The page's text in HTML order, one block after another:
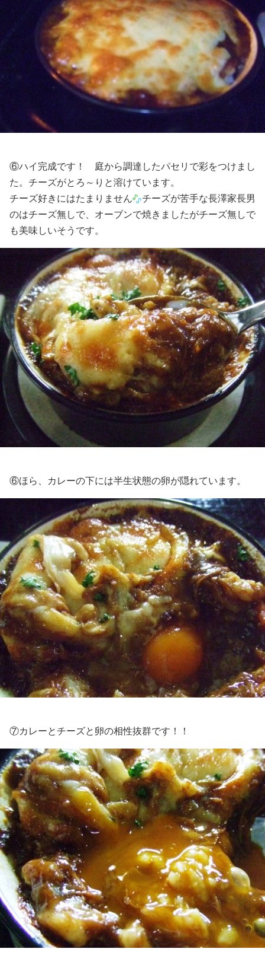
⑥ハイ完成です！ 庭から調達したパセリで彩をつけまし
た。チーズがとろ～りと溶けています。
チーズ好きにはたまりません
チーズが苦手な長澤家長男
のはチーズ無しで、オーブンで焼きましたがチーズ無しで
も美味しいそうです。
⑥ほら、カレーの下には半生状態の卵が隠れています。
⑦カレーとチーズと卵の相性抜群です！！